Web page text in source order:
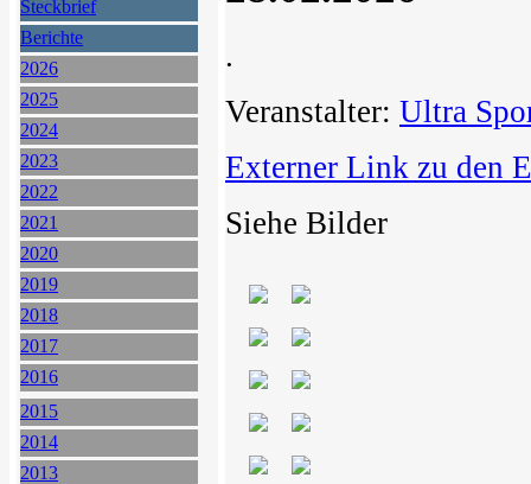
Steckbrief
Berichte
2026
2025
2024
2023
2022
2021
2020
2019
2018
2017
2016
2015
2014
2013
.
Veranstalter: Ultra
Externer Link zu den
Siehe Bilder